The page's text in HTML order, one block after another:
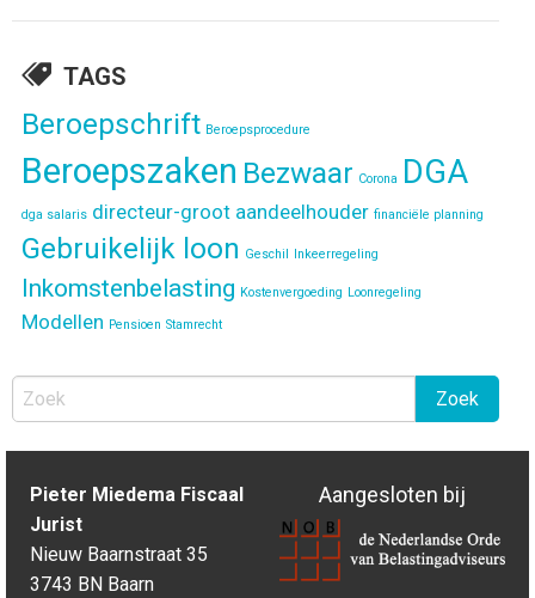
TAGS
Beroepschrift Beroepsprocedure
Beroepszaken Bezwaar Corona DGA
dga salaris directeur-groot aandeelhouder financiële planning
Gebruikelijk loon Geschil Inkeerregeling
Inkomstenbelasting Kostenvergoeding Loonregeling
Modellen Pensioen Stamrecht
Pieter Miedema Fiscaal
Jurist
Nieuw Baarnstraat 35
3743 BN Baarn
Aangesloten bij